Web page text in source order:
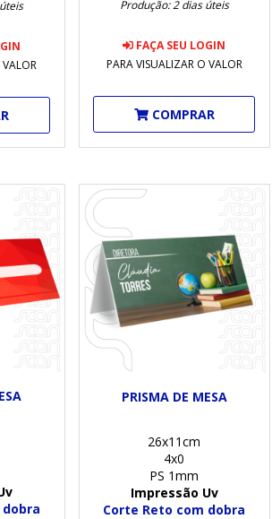
Produção: 2 dias úteis
FAÇA SEU LOGIN
PARA VISUALIZAR O VALOR
COMPRAR
PRISMA DE MESA
26x11cm
4x0
PS 1mm
Impressão Uv
Corte Reto com dobra